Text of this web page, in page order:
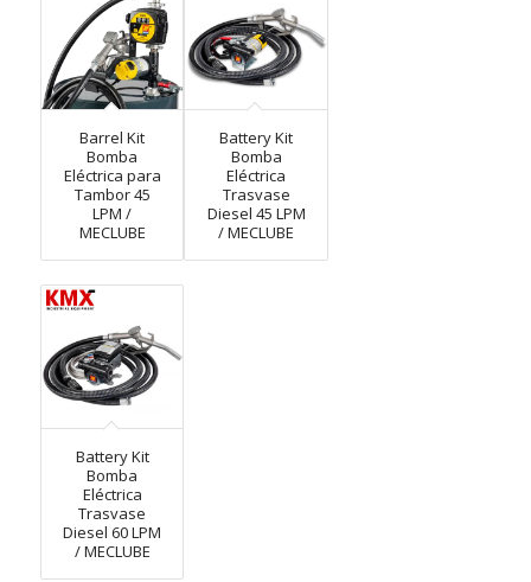
Barrel Kit
Bomba
Eléctrica para
Tambor 45
LPM /
MECLUBE
Battery Kit
Bomba
Eléctrica
Trasvase
Diesel 45 LPM
/ MECLUBE
Battery Kit
Bomba
Eléctrica
Trasvase
Diesel 60 LPM
/ MECLUBE